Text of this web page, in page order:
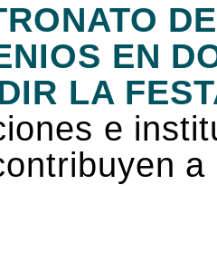
EN
LA
e